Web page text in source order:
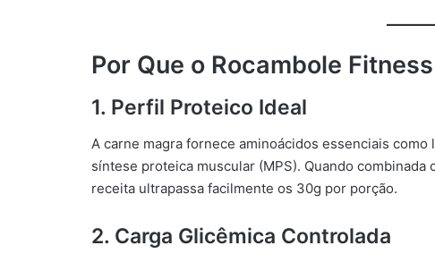
Por Que o Rocambole
1. Perfil Proteico Ideal
A carne magra fornece aminoácidos essenciais
síntese proteica muscular (MPS). Quando
receita ultrapassa facilmente os 30g por porção.
2. Carga Glicêmica Controlada